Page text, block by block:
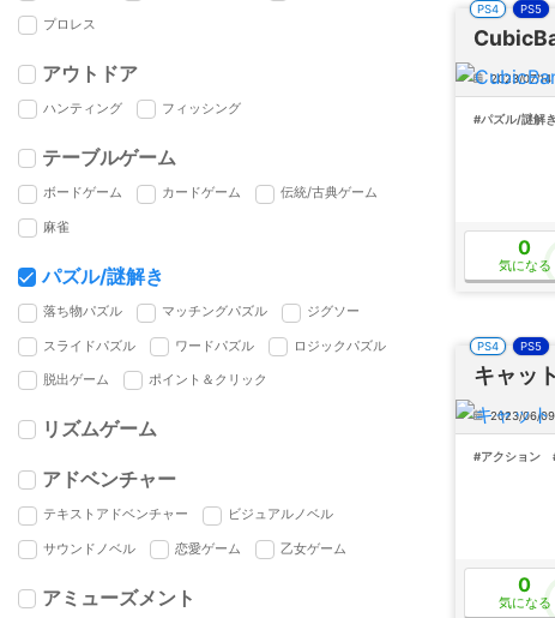
PS4 PS5
2023/07/14
#パズル/謎解き
0
気になる
キャッ
PS4 PS5
2023/06/09
#アクション
0
気になる
プロレス
アウトドア
ハンティング フィッシング
テーブルゲーム
ボードゲーム カードゲーム 伝統/古典ゲーム
麻雀
パズル/謎解き
落ち物パズル マッチングパズル ジグソー
スライドパズル ワードパズル ロジックパズル
脱出ゲーム ポイント＆クリック
リズムゲーム
アドベンチャー
テキストアドベンチャー ビジュアルノベル
サウンドノベル 恋愛ゲーム 乙女ゲーム
アミューズメント